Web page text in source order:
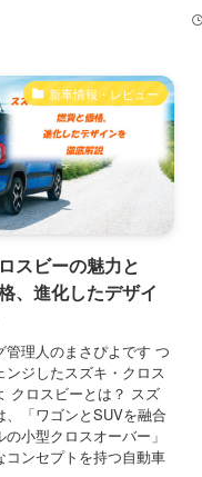
新車情報・レビュー
スビーの魅力と
、進化したデザイ
管理人のまさぴよです つ
ンジしたスズキ・クロス
クロスビーとは？ スズ
、「ワゴンとSUVを融合
小型クロスオーバー」
コンセプトを持つ自動車